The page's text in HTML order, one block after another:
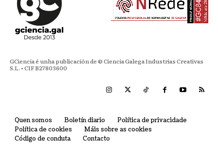
GCiencia é unha publicación de © Ciencia Galega Industrias Creativas
S.L. • CIF B27803600
Quen somos Boletín diario
Política de privacidade
Política de cookies
Máis sobre as cookies
Código de conduta
Contacto